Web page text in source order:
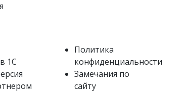
1С
Политика
конфиденциальности
Замечания по
сайту